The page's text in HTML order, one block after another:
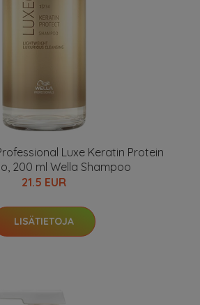
Luxe Keratin Protein
200 ml Wella Shampoo
21.5 EUR
LISÄTIETOJA